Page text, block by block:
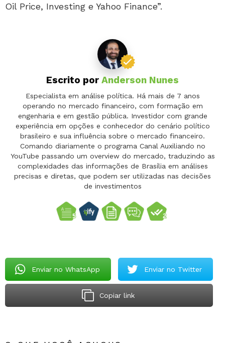
Oil Price, Investing e Yahoo Finance”.
Escrito por Anderson Nunes
Especialista em análise política. Há mais de 7 anos
operando no mercado financeiro, com formação em
engenharia e em gestão pública. Investidor com grande
experiência em opções e conhecedor do cenário político
brasileiro e sua influência sobre o mercado financeiro.
Comando diariamente o programa Canal Auxiliando no
YouTube passando um overview do mercado, traduzindo as
complexidades das informações de Brasília em análises
precisas e diretas, que podem ser utilizadas nas decisões
de investimentos
Enviar no WhatsApp Enviar no Twitter
Copiar link